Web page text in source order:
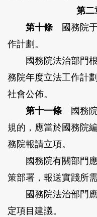
第
第十條國務院于
作計劃。
國務院法治部門根
務院年度立法工作計
社會公佈。
第十一條國務院
規的，應當於國務院
務院報請立項。
國務院有關部門應
策部署，報送實踐所
國務院法治部門應
定項目建議。